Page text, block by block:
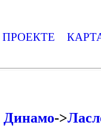
ПРОЕКТЕ
Динамо->